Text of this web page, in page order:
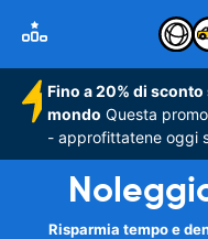
Fino a 20% di
mondo Questa
- approfittatene oggi
Risparmia tempo e